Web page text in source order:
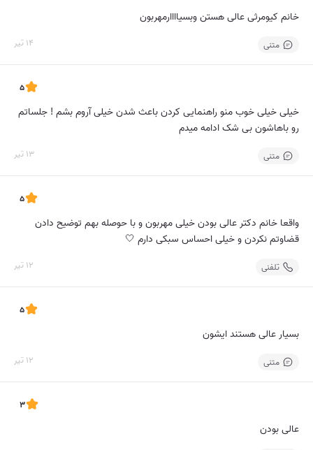
خانم کیومرثی عالی هستن وبسیاااارمهربون
متنی 14 تیر
5
خیلی خیلی خوب منو راهنمایی کردن باعث شدن خیلی آروم بشم ! جلساتم
رو باهاشون بی شک ادامه میدم
متنی 13 تیر
5
واقعا خانم دکتر عالی بودن خیلی مهربون و با حوصله بهم توضیح دادن
قضاوتم نکردن و خیلی احساس سبکی دارم 🤍
تلفنی 12 تیر
5
بسیار عالی هستند ایشون
متنی 12 تیر
3
عالی بودن